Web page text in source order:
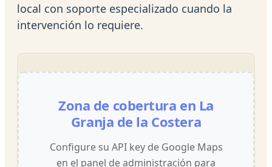
local con soporte especializado cuando la
intervención lo requiere.
Zona de cobertura en La
Granja de la Costera
Configure su API key de Google Maps
en el panel de administración para